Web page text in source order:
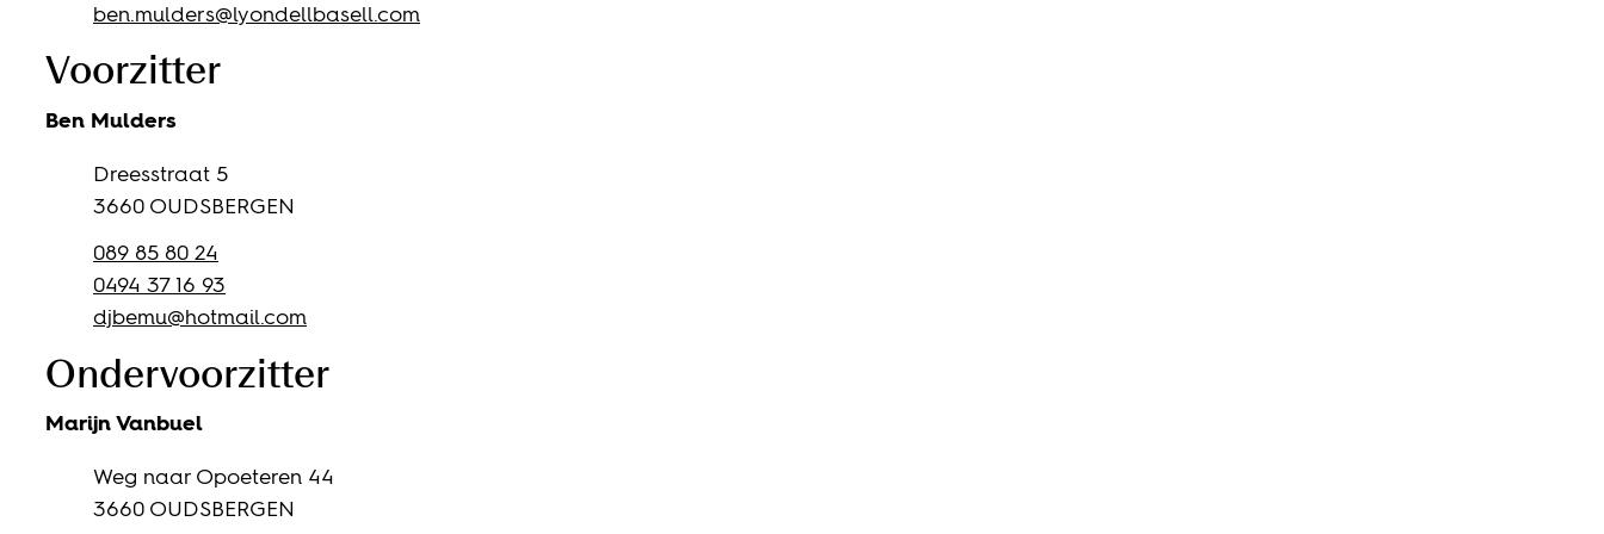
E-mailben.mulders@lyondellbasell.com
Voorzitter
Ben Mulders
AdresDreesstraat 5
,3660 OUDSBERGEN
089 85 80 24
0494 37 16 93
E-maildjbemu@hotmail.com
Ondervoorzitter
MarijnVanbuel
AdresWeg naar Opoeteren 44
,3660 OUDSBERGEN